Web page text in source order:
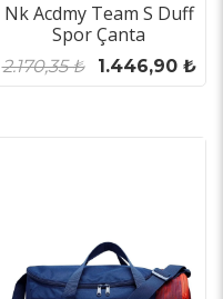
Nk Acdmy Team S Duff
Spor Çanta
2.170,35 ₺ 1.446,90 ₺